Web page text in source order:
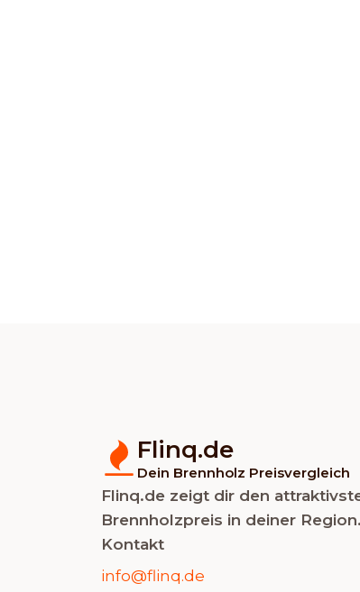
Flinq.de
Dein Brennholz Preisvergleich
Flinq.de zeigt dir den
Brennholzpreis in deiner Region.
Kontakt
info@flinq.de